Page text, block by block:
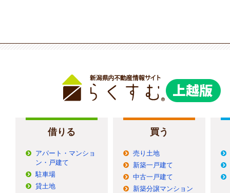
借りる
アパート・マンショ
ン・戸建て
駐車場
貸土地
買う
売り土地
新築一戸建て
中古一戸建て
新築分譲マンション